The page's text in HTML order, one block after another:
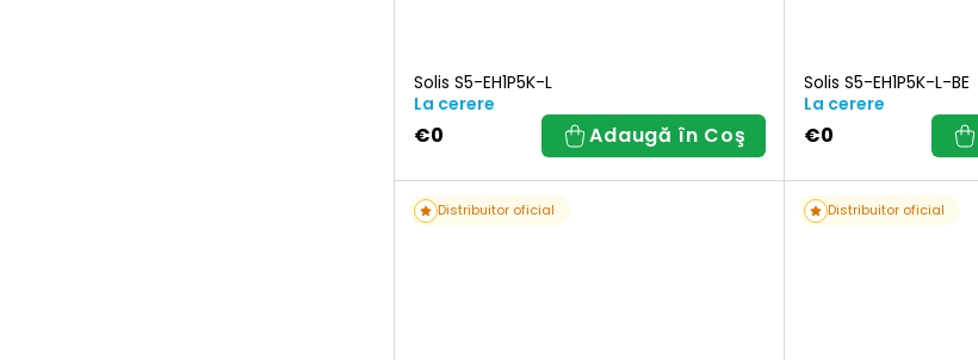
Solis S5-EH1P5K-L
La cerere
€0 Adaugă în Coş
Solis S5-EH1P5K-L-BE
La cerere
€0
Distribuitor oficial Distribuitor oficial